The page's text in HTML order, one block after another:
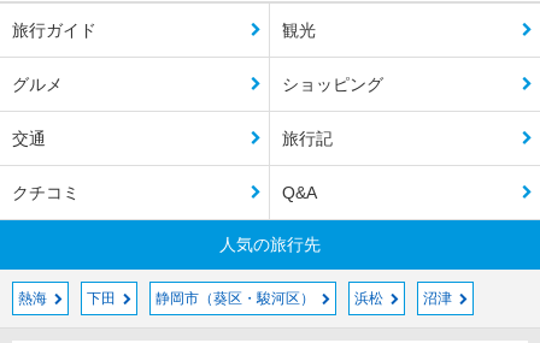
旅行ガイド 観光
グルメ ショッピング
交通 旅行記
クチコミ Q&A
人気の旅行先
熱海 下田 静岡市（葵区・駿河区） 浜松 沼津